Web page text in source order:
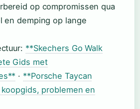
op compromissen qua
en demping op lange
**Skechers Go Walk
Gids met
· **Porsche Taycan
problemen en